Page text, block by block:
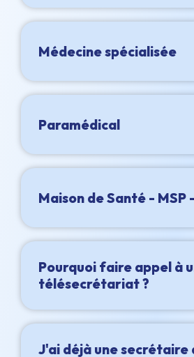
Médecine spécialisée
Paramédical
Maison de Santé - MSP
Pourquoi faire appel à
télésecrétariat ?
J'ai déjà une secrétaire